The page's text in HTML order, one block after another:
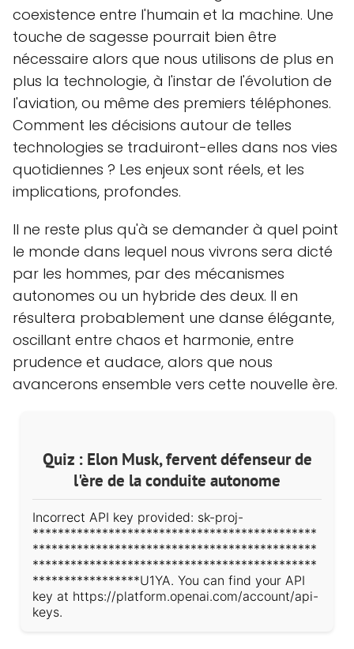
coexistence entre l'humain et la machine. Une
touche de sagesse pourrait bien être
nécessaire alors que nous utilisons de plus en
plus la technologie, à l'instar de l'évolution de
l'aviation, ou même des premiers téléphones.
Comment les décisions autour de telles
technologies se traduiront-elles dans nos vies
quotidiennes ? Les enjeux sont réels, et les
implications, profondes.
Il ne reste plus qu'à se demander à quel point
le monde dans lequel nous vivrons sera dicté
par les hommes, par des mécanismes
autonomes ou un hybride des deux. Il en
résultera probablement une danse élégante,
oscillant entre chaos et harmonie, entre
prudence et audace, alors que nous
avancerons ensemble vers cette nouvelle ère.
Quiz : Elon Musk, fervent défenseur de
l'ère de la conduite autonome
Incorrect API key provided: sk-proj-
*********************************************
*********************************************
*********************************************
*****************U1YA. You can find your API
key at https://platform.openai.com/account/api-
keys.